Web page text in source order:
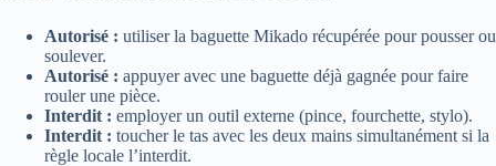
Autorisé : utiliser la baguette Mikado récupérée pour pousser ou
soulever.
Autorisé : appuyer avec une baguette déjà gagnée pour faire
rouler une pièce.
Interdit : employer un outil externe (pince, fourchette, stylo).
Interdit : toucher le tas avec les deux mains simultanément si la
règle locale l’interdit.